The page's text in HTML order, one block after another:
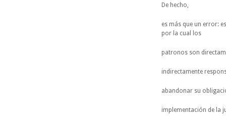
De hecho,
es más que un error:
por la cual los
patronos son
indirectamente
abandonar su
implementación de la